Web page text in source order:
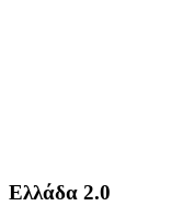
Ελλάδα 2.0